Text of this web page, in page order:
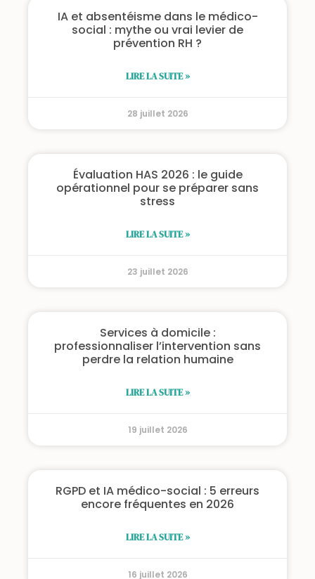
IA et absentéisme dans le médico-
social : mythe ou vrai levier de
prévention RH ?
LIRE LA SUITE »
28 juillet 2026
Évaluation HAS 2026 : le guide
opérationnel pour se préparer sans
stress
LIRE LA SUITE »
23 juillet 2026
Services à domicile :
professionnaliser l’intervention sans
perdre la relation humaine
LIRE LA SUITE »
19 juillet 2026
RGPD et IA médico-social : 5 erreurs
encore fréquentes en 2026
LIRE LA SUITE »
16 juillet 2026